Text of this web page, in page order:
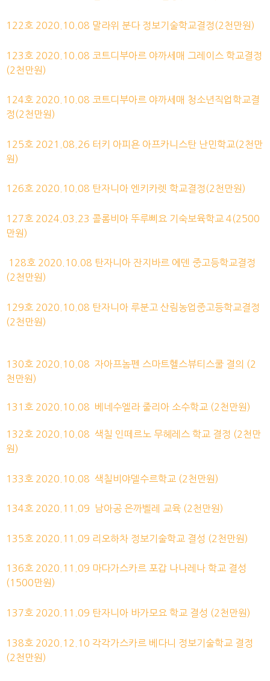
122호 2020.10.08 말라위 분다 정보기술학교결정(2천만원)
123호 2020.10.08 코트디부아르 야까세매 그레이스 학교결정
(2천만원)
124호 2020.10.08 코트디부아르 야까세매 청소년직업학교결
정(2천만원)
125호 2021.08.26 터키 아피욘 아프카니스탄 난민학교(2천만
원)
126호 2020.10.08 탄자니아 엔키카렛 학교결정(2천만원)
127호 2024.03.23 콜롬비아 뚜루삐요 기숙보육학교 4(2500
만원)
128호 2020.10.08 탄자니아 잔지바르 에덴 중고등학교결정
(2천만원)
129호 2020.10.08 탄자니아 루분고 산림농업중고등학교결정
(2천만원)
130호 2020.10.08 자아프놈펜 스마트헬스뷰티스쿨 결의 (2
천만원)
131호 2020.10.08 베네수엘라 줄리아 소수학교 (2천만원)
132호 2020.10.08 색칠 인떼르노 무헤레스 학교 결정 (2천만
원)
133호 2020.10.08 색칠비야델수르학교 (2천만원)
134호 2020.11.09 남아공 은까벨레 교육 (2천만원)
135호 2020.11.09 리오하차 정보기술학교 결성 (2천만원)
136호 2020.11.09 마다가스카르 포갑 나나레나 학교 결성
(1500만원)
137호 2020.11.09 탄자니아 바가모요 학교 결성 (2천만원)
138호 2020.12.10 각각가스카르 베다니 정보기술학교 결정
(2천만원)